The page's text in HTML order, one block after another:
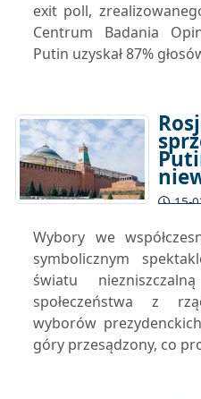
exit poll,
Centrum Badania
Putin uzyskał 87%
15-
Wybory we
symbolicznym
światu
społeczeństwa z
wyborów
góry przesądzony, co